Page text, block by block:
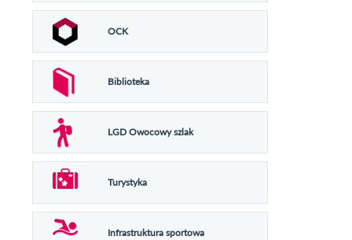
OCK
Biblioteka
LGD Owocowy szlak
Turystyka
Infrastruktura sportowa